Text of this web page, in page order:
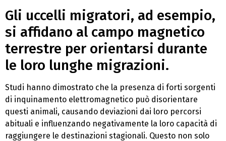
Gli uccelli migratori, ad esempio,
si affidano al campo magnetico
terrestre per orientarsi durante
le loro lunghe migrazioni.
Studi hanno dimostrato che la presenza di forti sorgenti
di inquinamento elettromagnetico può disorientare
questi animali, causando deviazioni dai loro percorsi
abituali e influenzando negativamente la loro capacità di
raggiungere le destinazioni stagionali. Questo non solo